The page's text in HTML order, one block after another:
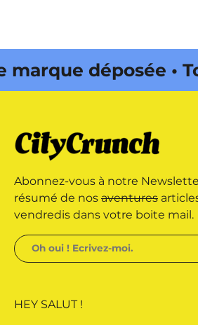
déposée •
déposée • Tous
par Buena Onda
Abonnez-vous à notre
résumé de nos aventures
vendredis dans votre boite mail.
HEY SALUT !